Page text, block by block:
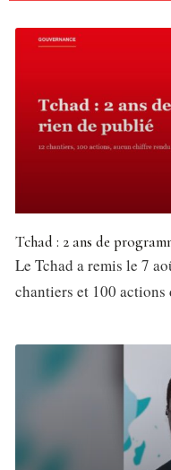
Tchad : 2 ans de
Le Tchad a remis le 7
chantiers et 100